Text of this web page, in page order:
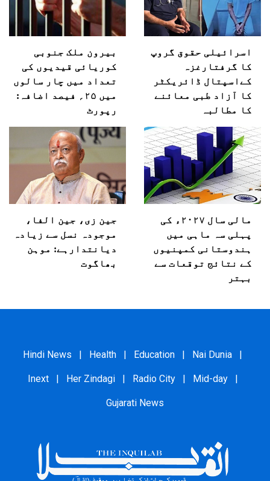
اسرائیلی حقوق گروپ
کا گرفتارغزہ
کےاسپتال ڈائریکٹر
کا آزاد طبی معائنے
کا مطالبہ
بیرون ملک جنوبی
کوریائی قیدیوں کی
تعداد میں چار سالوں
میں ۲۵؍ فیصد اضافہ:
رپورٹ
مالی سال ۲۰۲۷ء کی
پہلی سہ ماہی میں
ہندوستانی کمپنیوں
کے نتائج توقعات سے
بہتر
جین زی، جین الفا،
موجودہ نسل سے زیادہ
دیانتدارہے: موہن
بھاگوت
Hindi News | Health | Education | Nai Dunia |
Inext | Her Zindagi | Radio City | Mid-day |
Gujarati News